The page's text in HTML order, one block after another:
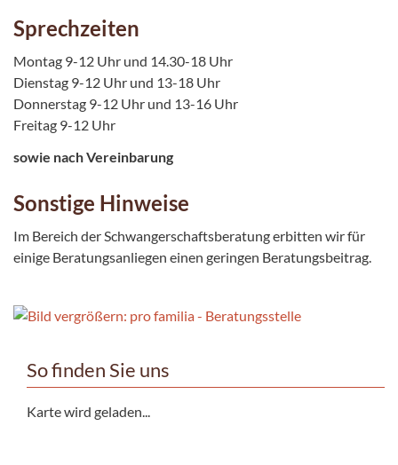
Sprechzeiten
Montag 9-12 Uhr und 14.30-18 Uhr
Dienstag 9-12 Uhr und 13-18 Uhr
Donnerstag 9-12 Uhr und 13-16 Uhr
Freitag 9-12 Uhr
sowie nach Vereinbarung
Sonstige Hinweise
Im Bereich der Schwangerschaftsberatung erbitten wir für
einige Beratungsanliegen einen geringen Beratungsbeitrag.
So finden Sie uns
Karte wird geladen...